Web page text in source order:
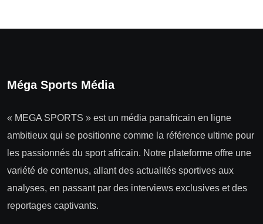
Méga Sports Média
« MEGA SPORTS » est un média panafricain en ligne
ambitieux qui se positionne comme la référence ultime pour
les passionnés du sport africain. Notre plateforme offre une
variété de contenus, allant des actualités sportives aux
analyses, en passant par des interviews exclusives et des
reportages captivants.